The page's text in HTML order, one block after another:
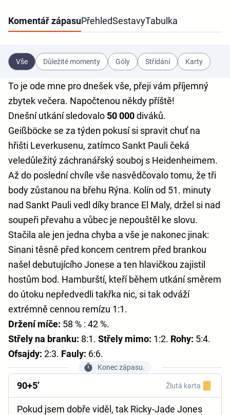
Komentář zápasuPřehledSestavyTabulka
Vše Důležité momenty Góly Střídání Karty
To je ode mne pro dnešek vše, přeji vám příjemný
zbytek večera. Napočtenou někdy příště!
Dnešní utkání sledovalo 50 000diváků.
Geißböcke se za týden pokusí si spravit chuť na
hřišti Leverkusenu, zatímco Sankt Pauli čeká
veledůležitý záchranářský souboj s Heidenheimem.
Až do poslední chvíle vše nasvědčovalo tomu, že tři
body zůstanou na břehu Rýna. Kolín od 51. minuty
nad Sankt Pauli vedl díky brance El Maly, držel si nad
soupeři převahu a vůbec je nepouštěl ke slovu.
Stačila ale jen jedna chyba a vše je nakonec jinak:
Sinani těsně před koncem centrem před brankou
našel debutujícího Jonese a ten hlavičkou zajistil
hostům bod. Hamburští, kteří během utkání směrem
do útoku nepředvedli takřka nic, si tak odváží
extrémně cennou remízu 1:1.
Držení míče: 58 % : 42 %.
Střely na branku: 8:1. Střely mimo: 1:2. Rohy: 5:4.
Ofsajdy: 2:3. Fauly: 6:6.
Konec zápasu.
90+5’ Žlutá karta
Pokud jsem dobře viděl, tak Ricky-Jade Jones